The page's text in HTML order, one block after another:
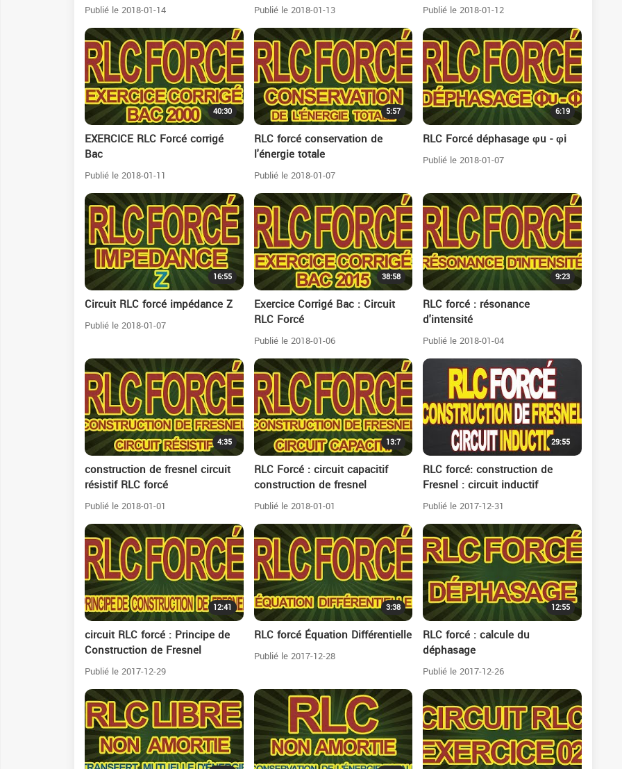
Publié le 2018-01-14 Publié le 2018-01-13 Publié le 2018-01-12
40:30
EXERCICE RLC Forcé corrigé
Bac
Publié le 2018-01-11
5:57
RLC forcé conservation de
l'énergie totale
Publié le 2018-01-07
6:19
RLC Forcé déphasage φu - φi
Publié le 2018-01-07
16:55
Circuit RLC forcé impédance Z
Publié le 2018-01-07
38:58
Exercice Corrigé Bac : Circuit
RLC Forcé
Publié le 2018-01-06
9:23
RLC forcé : résonance
d'intensité
Publié le 2018-01-04
4:35
construction de fresnel circuit
résistif RLC forcé
Publié le 2018-01-01
13:7
RLC Forcé : circuit capacitif
construction de fresnel
Publié le 2018-01-01
29:55
RLC forcé: construction de
Fresnel : circuit inductif
Publié le 2017-12-31
12:41
circuit RLC forcé : Principe de
Construction de Fresnel
Publié le 2017-12-29
3:38
RLC forcé Équation Différentielle
Publié le 2017-12-28
12:55
RLC forcé : calcule du
déphasage
Publié le 2017-12-26